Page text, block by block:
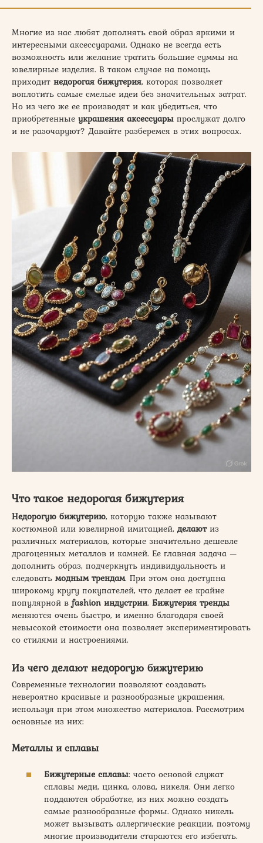
Многие из нас любят дополнять свой образ яркими и
интересными аксессуарами. Однако не всегда есть
возможность или желание тратить большие суммы на
ювелирные изделия. В таком случае на помощь
приходит недорогая бижутерия, которая позволяет
воплотить самые смелые идеи без значительных затрат.
Но из чего же ее производят и как убедиться, что
приобретенные украшения аксессуары прослужат долго
и не разочаруют? Давайте разберемся в этих вопросах.
Что такое недорогая бижутерия
Недорогую бижутерию, которую также называют
костюмной или ювелирной имитацией, делают из
различных материалов, которые значительно дешевле
драгоценных металлов и камней. Ее главная задача —
дополнить образ, подчеркнуть индивидуальность и
следовать модным трендам. При этом она доступна
широкому кругу покупателей, что делает ее крайне
популярной вfashion индустрии. Бижутерия тренды
меняются очень быстро, и именно благодаря своей
невысокой стоимости она позволяет экспериментировать
со стилями и настроениями.
Из чего делают недорогую бижутерию
Современные технологии позволяют создавать
невероятно красивые и разнообразные украшения,
используя при этом множество материалов. Рассмотрим
основные из них:
Металлы и сплавы
Бижутерные сплавы: часто основой служат
сплавы меди, цинка, олова, никеля. Они легко
поддаются обработке, из них можно создать
самые разнообразные формы. Однако никель
может вызывать аллергические реакции, поэтому
многие производители стараются его избегать.